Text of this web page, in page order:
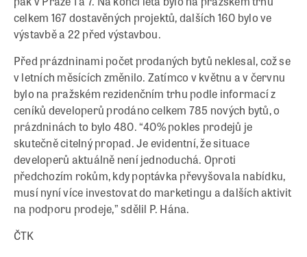
celkem 167 dostavěných projektů, dalších 160 bylo ve
výstavbě a 22 před výstavbou.
Před prázdninami počet prodaných bytů neklesal, což se
v letních měsících změnilo. Zatímco v květnu a v červnu
bylo na pražském rezidenčním trhu podle informací z
ceníků developerů prodáno celkem 785 nových bytů, o
prázdninách to bylo 480. “40% pokles prodejů je
skutečně citelný propad. Je evidentní, že situace
developerů aktuálně není jednoduchá. Oproti
předchozím rokům, kdy poptávka převyšovala nabídku,
musí nyní více investovat do marketingu a dalších aktivit
na podporu prodeje,” sdělil P. Hána.
ČTK